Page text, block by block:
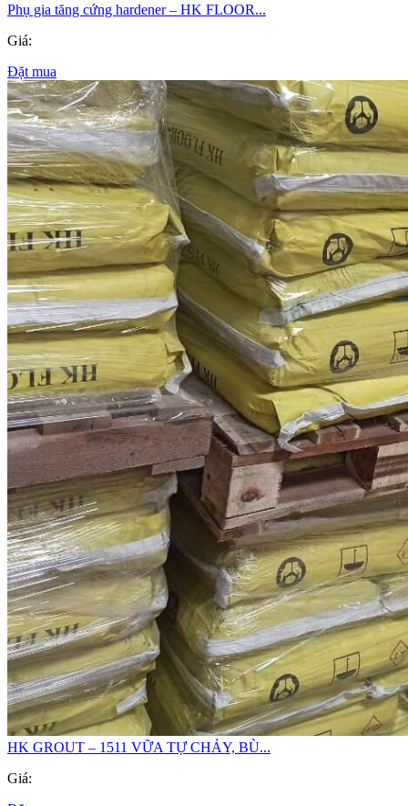
Phụ gia tăng cứng hardener – HK FLOOR...
Giá:
Đặt mua
HK GROUT – 1511 VỮA TỰ CHẢY, BÙ...
Giá: